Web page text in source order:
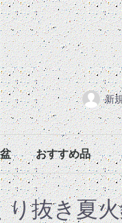
新
大型）
中型）
小型）
大型）
中型）
小型）
大型）
中型）
小型）
大型）
中型）
小型）
大型）
中型）
小型）
大型）
中型）
小型）
箸（時代物）
箸（新物）
均し（時代物）
均し（新物）
徳・銅壺（時代物）
徳・銅壺（新物）
道具（時代物）
道具（新物）
体
（組）
（共箱）
おすすめ品
り抜き夏